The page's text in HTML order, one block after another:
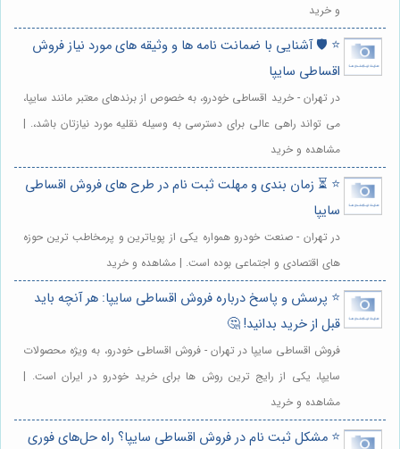
و خرید
⭐️ 🛡️ آشنایی با ضمانت نامه ها و وثیقه های مورد نیاز فروش
اقساطی سایپا
در تهران - خرید اقساطی خودرو، به خصوص از برندهای معتبر مانند سایپا،
می تواند راهی عالی برای دسترسی به وسیله نقلیه مورد نیازتان باشد،. |
مشاهده و خرید
⭐️ ⏳ زمان بندی و مهلت ثبت نام در طرح های فروش اقساطی
سایپا
در تهران - صنعت خودرو همواره یکی از پویاترین و پرمخاطب ترین حوزه
های اقتصادی و اجتماعی بوده است. | مشاهده و خرید
⭐️ پرسش و پاسخ درباره فروش اقساطی سایپا: هر آنچه باید
قبل از خرید بدانید! 🤔
فروش اقساطی سایپا در تهران - فروش اقساطی خودرو، به ویژه محصولات
سایپا، یکی از رایج ترین روش ها برای خرید خودرو در ایران است. |
مشاهده و خرید
⭐️ مشکل ثبت نام در فروش اقساطی سایپا؟ راه حل‌های فوری